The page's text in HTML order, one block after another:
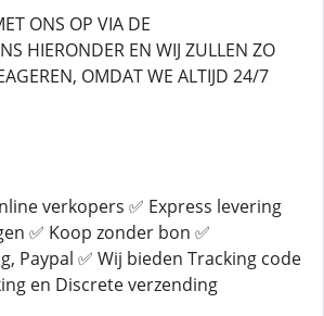
ONS OP VIA DE
HIERONDER EN WIJ ZULLEN ZO
OMDAT WE ALTIJD 24/7
verkopers ✅ Express levering
✅ Koop zonder bon ✅
Paypal ✅ Wij bieden Tracking code
en Discrete verzending